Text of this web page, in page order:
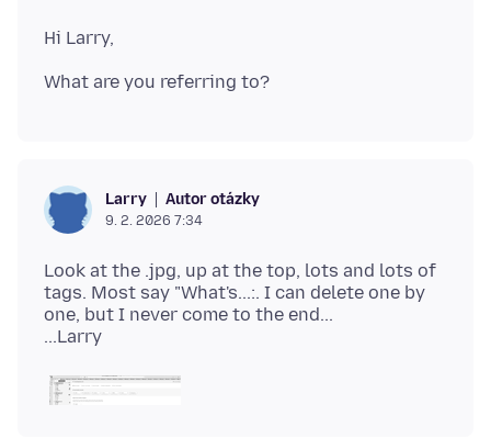
Larry Autor otázky
9. 2. 2026 7:34
Look at the .jpg, up at the top, lots and lots of
tags. Most say "What's...:. I can delete one by
one, but I never come to the end...